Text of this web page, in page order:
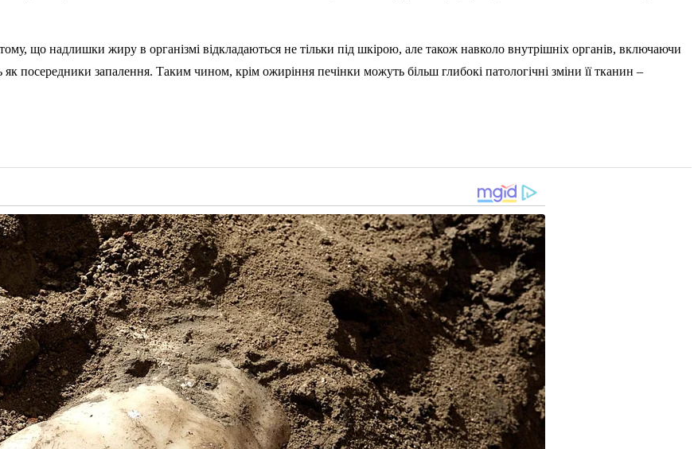
що надлишки жиру в організмі відкладаються не тільки під шкірою, але також навколо внутрішніх органів, включаючи
посередники запалення. Таким чином, крім ожиріння печінки можуть більш глибокі патологічні зміни її тканин –